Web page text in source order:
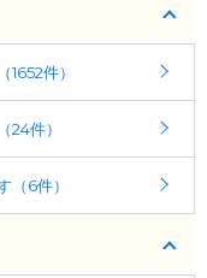
件）
24件）
（6件）